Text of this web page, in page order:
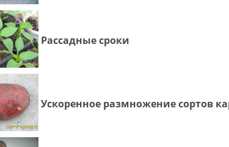
Рассадные сроки
Ускоренное размножение сортов